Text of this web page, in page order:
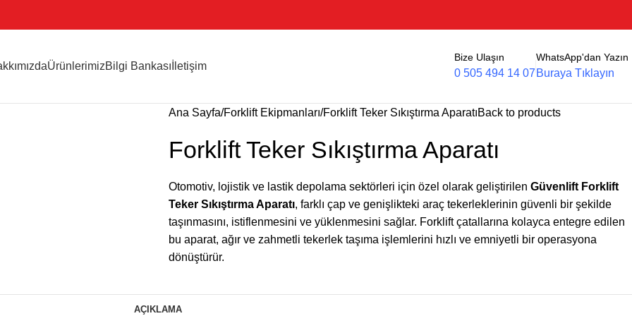
ÜrünlerimizBilgi Bankası İletişim
Bize Ulaşın
0 505 494 14 07
WhatsApp'dan Yazın
Buraya Tıklayın
Ana Sayfa Forklift Ekipmanları Forklift Teker Sıkıştırma AparatıBack to products
Forklift Teker Sıkıştırma Aparatı
Otomotiv, lojistik ve lastik depolama sektörleri için özel olarak geliştirilen Güvenlift Forklift
Teker Sıkıştırma Aparatı, farklı çap ve genişlikteki araç tekerleklerinin güvenli bir şekilde
taşınmasını, istiflenmesini ve yüklenmesini sağlar. Forklift çatallarına kolayca entegre edilen
bu aparat, ağır ve zahmetli tekerlek taşıma işlemlerini hızlı ve emniyetli bir operasyona
dönüştürür.
AÇIKLAMA